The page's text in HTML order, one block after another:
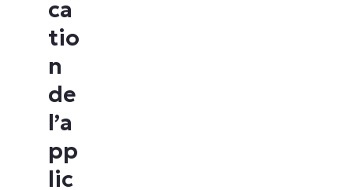
ca
tio
n
de
l’a
pp
lic